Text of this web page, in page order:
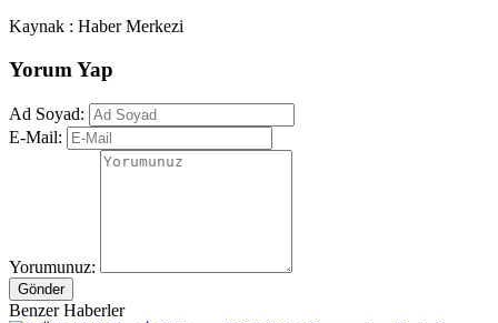
Kaynak : Haber Merkezi
Yorum Yap
Ad Soyad:
E-Mail:
Yorumunuz:
Gönder
Benzer Haberler